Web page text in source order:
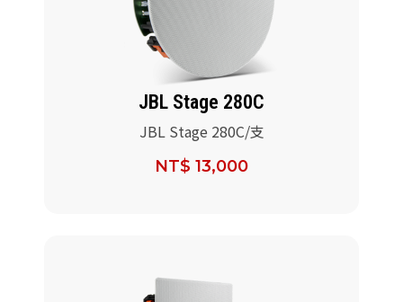
JBL Stage 280C
JBL Stage 280C/支
NT$ 13,000